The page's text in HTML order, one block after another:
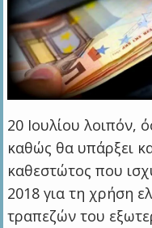
20 Ιουλίου λοιπόν,
καθώς θα υπάρξει
καθεστώτος που
2018 για τη χρήση
τραπεζών του